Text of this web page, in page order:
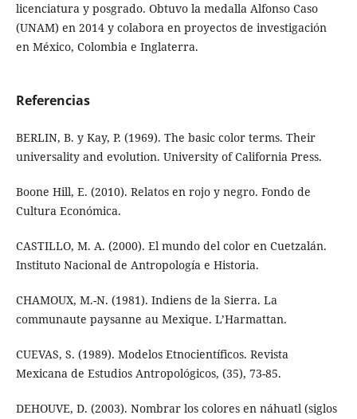
licenciatura y posgrado. Obtuvo la medalla Alfonso Caso
(UNAM) en 2014 y colabora en proyectos de investigación
en México, Colombia e Inglaterra.
Referencias
BERLIN, B. y Kay, P. (1969). The basic color terms. Their
universality and evolution. University of California Press.
Boone Hill, E. (2010). Relatos en rojo y negro. Fondo de
Cultura Económica.
CASTILLO, M. A. (2000). El mundo del color en Cuetzalán.
Instituto Nacional de Antropología e Historia.
CHAMOUX, M.-N. (1981). Indiens de la Sierra. La
communaute paysanne au Mexique. L’Harmattan.
CUEVAS, S. (1989). Modelos Etnocientíficos. Revista
Mexicana de Estudios Antropológicos, (35), 73-85.
DEHOUVE, D. (2003). Nombrar los colores en náhuatl (siglos